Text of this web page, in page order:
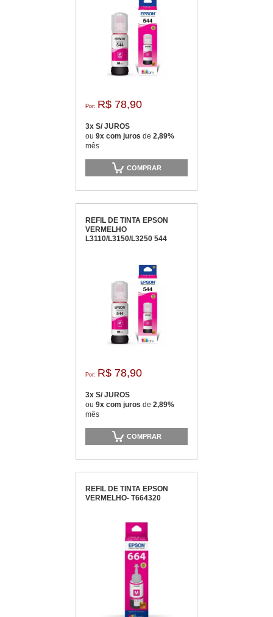
Por: R$ 78,90
3x S/ JUROS
ou 9x com juros de 2,89%
mês
COMPRAR
REFIL DE TINTA EPSON
VERMELHO
L3110/L3150/L3250 544
Por: R$ 78,90
3x S/ JUROS
ou 9x com juros de 2,89%
mês
COMPRAR
REFIL DE TINTA EPSON
VERMELHO- T664320